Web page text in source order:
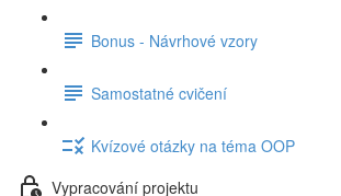
Bonus - Návrhové vzory
Samostatné cvičení
Kvízové otázky na téma OOP
Vypracování projektu